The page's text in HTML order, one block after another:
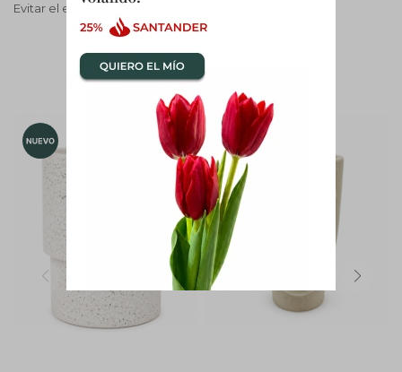
Evitar el exceso de riego favorece hojas firmes y sanas.
COMPLETÁ TU COMPRA